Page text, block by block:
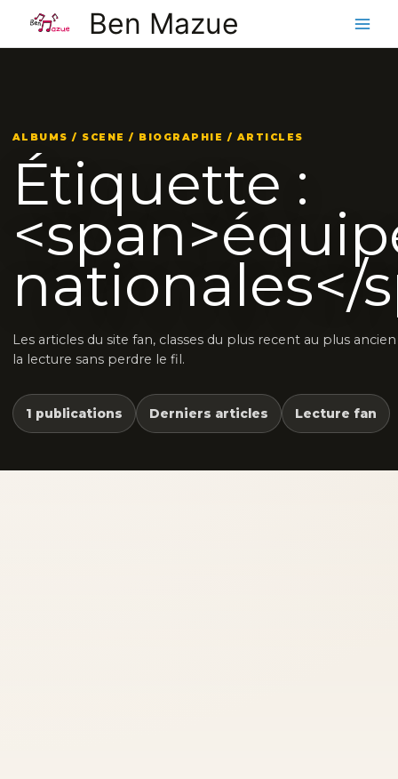
contenu
Ben Mazue
ALBUMS / SCENE / BIOGRAPHIE / ARTICLES
Étiquette :
nationales</
Les articles du site fan, classes du plus recent au plus
la lecture sans perdre le fil.
1 publications Derniers articles Lecture fan